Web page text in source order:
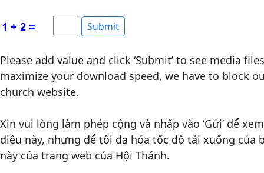
Please add value and click ‘Submit’ to see media
maximize your download speed, we have to block
church website.
Xin vui lòng làm phép cộng và nhấp vào ‘Gửi’ để
điều này, nhưng để tối đa hóa tốc độ tải xuống của
này của trang web của Hội Thánh.